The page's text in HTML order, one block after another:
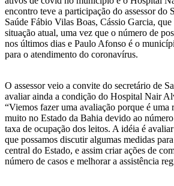
encontro teve a participação do assessor do
Saúde Fábio Vilas Boas, Cássio Garcia,
situação atual, uma vez que o número de
nos últimos dias e Paulo Afonso é o
para o atendimento do coronavírus.
O assessor veio a convite do secretário de
avaliar ainda a condição do Hospital Nair
“Viemos fazer uma avaliação porque é uma
muito no Estado da Bahia devido ao
taxa de ocupação dos leitos. A idéia é
que possamos discutir algumas medidas
central do Estado, e assim criar ações de
número de casos e melhorar a assistência